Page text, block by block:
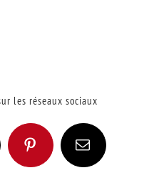
les réseaux sociaux
PinterestEmail